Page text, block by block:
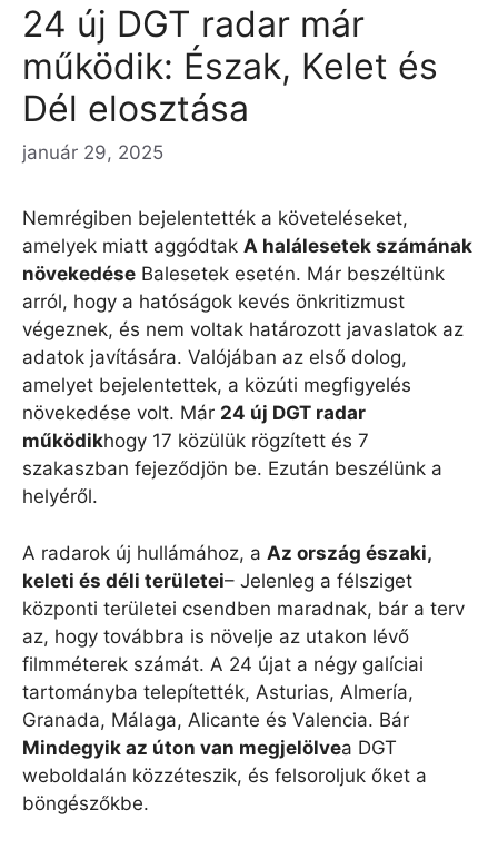
24 új DGT radar már
működik: Észak, Kelet és
Dél elosztása
január 29, 2025
Nemrégiben bejelentették a követeléseket,
amelyek miatt aggódtak A halálesetek számának
növekedése Balesetek esetén. Már beszéltünk
arról, hogy a hatóságok kevés önkritizmust
végeznek, és nem voltak határozott javaslatok az
adatok javítására. Valójában az első dolog,
amelyet bejelentettek, a közúti megfigyelés
növekedése volt. Már 24 új DGT radar
működikhogy 17 közülük rögzített és 7
szakaszban fejeződjön be. Ezután beszélünk a
helyéről.
A radarok új hullámához, a Az ország északi,
keleti és déli területei– Jelenleg a félsziget
központi területei csendben maradnak, bár a terv
az, hogy továbbra is növelje az utakon lévő
filmméterek számát. A 24 újat a négy galíciai
tartományba telepítették, Asturias, Almería,
Granada, Málaga, Alicante és Valencia. Bár
Mindegyik az úton van megjelölvea DGT
weboldalán közzéteszik, és felsoroljuk őket a
böngészőkbe.